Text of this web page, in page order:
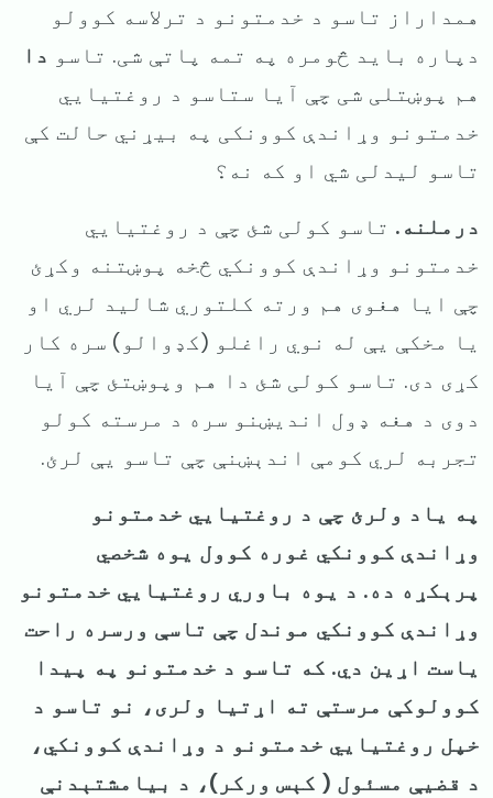
همداراز تاسو د خدمتونو د ترلاسه کوولو
دپاره باید څومره په تمه پاتې شی. تاسو دا
هم پوښتلی شی چې آیا ستاسو د روغتیایي
خدمتونو وړاندې کوونکی په بیړني حالت کې
تاسو لیدلی شي او که نه؟
درملنه. تاسو کولی شئ چې د روغتیایي
خدمتونو وړاندې کوونکي څخه پوښتنه وکړئ
چې ایا هغوی هم ورته کلتوري شالید لري او
یا مخکې یې له نوي راغلو (کډوالو) سره کار
کړی دی. تاسو کولی شئ دا هم وپوښتئ چې آیا
دوی د هغه ډول اندیښنو سره د مرسته کولو
تجربه لري کومې اندېښنې چې تاسو یې لرئ.
په یاد ولرئ چې د روغتیایي خدمتونو
وړاندې کوونکي غوره کوول یوه شخصي
پرېکړه ده. د یوه باوري روغتیایي خدمتونو
وړاندې کوونکي موندل چې تاسې ورسره راحت
یاست اړین دي. که تاسو د خدمتونو په پیدا
کوولوکې مرستې ته اړتیا ولری، نو تاسو د
خپل روغتیایي خدمتونو د وړاندې کوونکي،
د قضیې مسئول ( کېس ورکر)، د بیامشتېدنې